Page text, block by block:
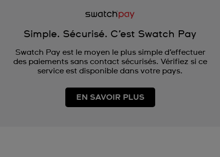
Simple. Sécurisé. C’est Swatch Pay
Swatch Pay est le moyen le plus simple d’effectuer
des paiements sans contact sécurisés. Vérifiez si ce
service est disponible dans votre pays.
EN SAVOIR PLUS